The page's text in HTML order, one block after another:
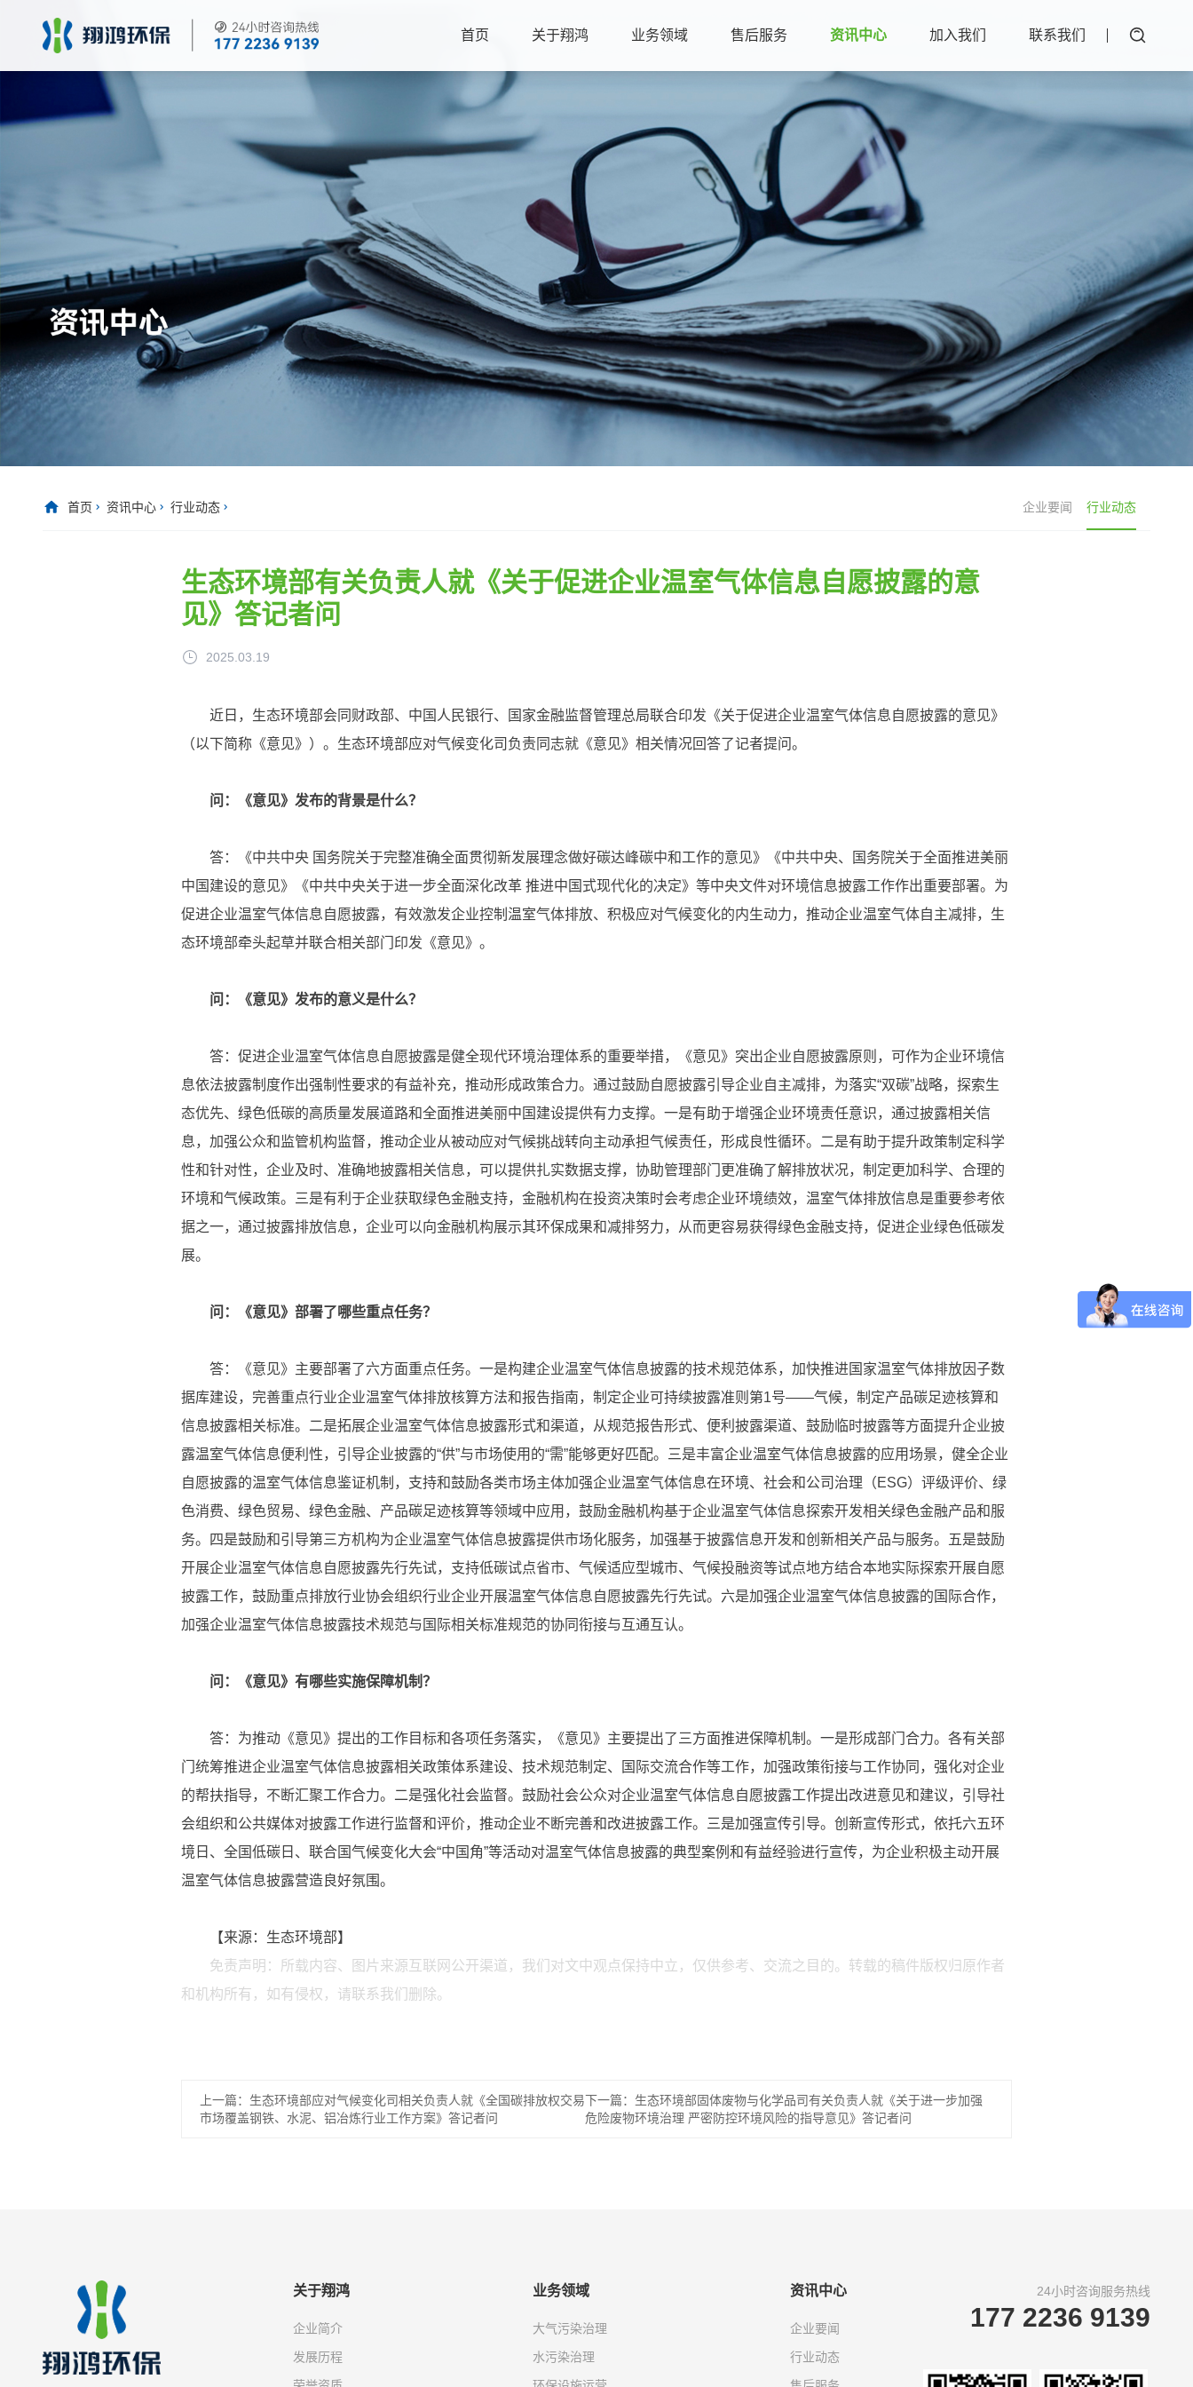
首页
关于翔鸿
企业简介 / 发展历程 荣誉资质 / 企业文化 / 员工风采 社会责任
业务领域
大气污染治理 / 水污染治理 / 环保设施运营
售后服务
资讯中心
加入我们
首页 关于翔鸿
关于翔鸿
企业简介
荣誉资质
企业文化
员工风采
社会责任
业务领域
业务领域
大气污染治理
环保设施运营
沸石转轮、转筒
催化燃烧
售后服务 资讯中心
资讯中心
企业要闻
加入我们 联系我们
首页 资讯中心 行业动态 企业要闻 行业动态
生态环境部有关负责人就《关于促进企业温室气体信息自愿披露的意
见》答记者问
2025.03.19
近日，生态环境部会同财政部、中国人民银行、国家金融监督管理总局联合印发《关于促进企业温室气体信息自愿披露的意见》
（以下简称《意见》）。生态环境部应对气候变化司负责同志就《意见》相关情况回答了记者提问。
问：《意见》发布的背景是什么？
答：《中共中央 国务院关于完整准确全面贯彻新发展理念做好碳达峰碳中和工作的意见》《中共中央、国务院关于全面推进美丽
中国建设的意见》《中共中央关于进一步全面深化改革 推进中国式现代化的决定》等中央文件对环境信息披露工作作出重要部署。为
促进企业温室气体信息自愿披露，有效激发企业控制温室气体排放、积极应对气候变化的内生动力，推动企业温室气体自主减排，生
态环境部牵头起草并联合相关部门印发《意见》。
问：《意见》发布的意义是什么？
答：促进企业温室气体信息自愿披露是健全现代环境治理体系的重要举措，《意见》突出企业自愿披露原则，可作为企业环境信
息依法披露制度作出强制性要求的有益补充，推动形成政策合力。通过鼓励自愿披露引导企业自主减排，为落实“双碳”战略，探索生
态优先、绿色低碳的高质量发展道路和全面推进美丽中国建设提供有力支撑。一是有助于增强企业环境责任意识，通过披露相关信
息，加强公众和监管机构监督，推动企业从被动应对气候挑战转向主动承担气候责任，形成良性循环。二是有助于提升政策制定科学
性和针对性，企业及时、准确地披露相关信息，可以提供扎实数据支撑，协助管理部门更准确了解排放状况，制定更加科学、合理的
环境和气候政策。三是有利于企业获取绿色金融支持，金融机构在投资决策时会考虑企业环境绩效，温室气体排放信息是重要参考依
据之一，通过披露排放信息，企业可以向金融机构展示其环保成果和减排努力，从而更容易获得绿色金融支持，促进企业绿色低碳发
展。
问：《意见》部署了哪些重点任务？
答：《意见》主要部署了六方面重点任务。一是构建企业温室气体信息披露的技术规范体系，加快推进国家温室气体排放因子数
据库建设，完善重点行业企业温室气体排放核算方法和报告指南，制定企业可持续披露准则第1号——气候，制定产品碳足迹核算和
信息披露相关标准。二是拓展企业温室气体信息披露形式和渠道，从规范报告形式、便利披露渠道、鼓励临时披露等方面提升企业披
露温室气体信息便利性，引导企业披露的“供”与市场使用的“需”能够更好匹配。三是丰富企业温室气体信息披露的应用场景，健全企业
自愿披露的温室气体信息鉴证机制，支持和鼓励各类市场主体加强企业温室气体信息在环境、社会和公司治理（ESG）评级评价、绿
色消费、绿色贸易、绿色金融、产品碳足迹核算等领域中应用，鼓励金融机构基于企业温室气体信息探索开发相关绿色金融产品和服
务。四是鼓励和引导第三方机构为企业温室气体信息披露提供市场化服务，加强基于披露信息开发和创新相关产品与服务。五是鼓励
开展企业温室气体信息自愿披露先行先试，支持低碳试点省市、气候适应型城市、气候投融资等试点地方结合本地实际探索开展自愿
披露工作，鼓励重点排放行业协会组织行业企业开展温室气体信息自愿披露先行先试。六是加强企业温室气体信息披露的国际合作，
加强企业温室气体信息披露技术规范与国际相关标准规范的协同衔接与互通互认。
问：《意见》有哪些实施保障机制？
答：为推动《意见》提出的工作目标和各项任务落实，《意见》主要提出了三方面推进保障机制。一是形成部门合力。各有关部
门统筹推进企业温室气体信息披露相关政策体系建设、技术规范制定、国际交流合作等工作，加强政策衔接与工作协同，强化对企业
的帮扶指导，不断汇聚工作合力。二是强化社会监督。鼓励社会公众对企业温室气体信息自愿披露工作提出改进意见和建议，引导社
会组织和公共媒体对披露工作进行监督和评价，推动企业不断完善和改进披露工作。三是加强宣传引导。创新宣传形式，依托六五环
境日、全国低碳日、联合国气候变化大会“中国角”等活动对温室气体信息披露的典型案例和有益经验进行宣传，为企业积极主动开展
温室气体信息披露营造良好氛围。
【来源：生态环境部】
免责声明：所载内容、图片来源互联网公开渠道，我们对文中观点保持中立，仅供参考、交流之目的。转载的稿件版权归原作者
和机构所有，如有侵权，请联系我们删除。
上一篇：生态环境部应对气候变化司相关负责人就《全国碳排放权交易
市场覆盖钢铁、水泥、铝冶炼行业工作方案》答记者问
下一篇：生态环境部固体废物与化学品司有关负责人就《关于进一步加强
危险废物环境治理 严密防控环境风险的指导意见》答记者问
关于翔鸿
企业简介
发展历程
业务领域
大气污染治理
水污染治理
资讯中心
企业要闻
行业动态
24小时咨询服务热线
177 2236 9139